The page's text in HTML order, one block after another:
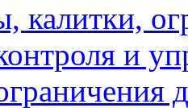
калитки,
и